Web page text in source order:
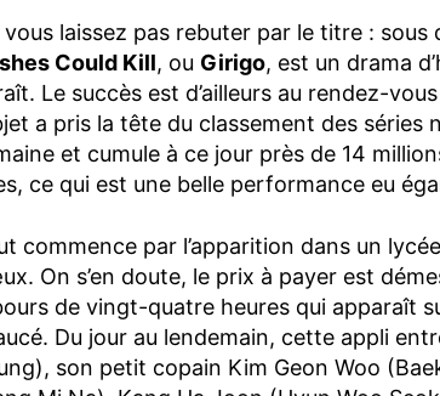
vous laissez pas rebuter par le titre : sous
Could Kill, ou Girigo, est un drama
Le succès est d’ailleurs au rendez-
a pris la tête du classement des
et cumule à ce jour près de 14
ce qui est une belle performance eu
commence par l’apparition dans un
On s’en doute, le prix à payer est
de vingt-quatre heures qui apparaît
Du jour au lendemain, cette appli
son petit copain Kim Geon Woo